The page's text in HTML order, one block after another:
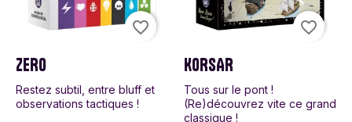
ZERO
Restez subtil, entre bluff et
observations tactiques !
favorite_border
KORSAR
Tous sur le pont !
(Re)découvrez vite ce grand
classique !
favorite_border